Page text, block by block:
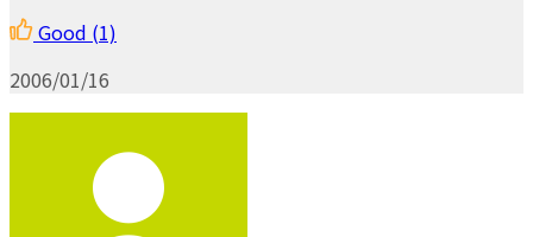
Good (1)
2006/01/16